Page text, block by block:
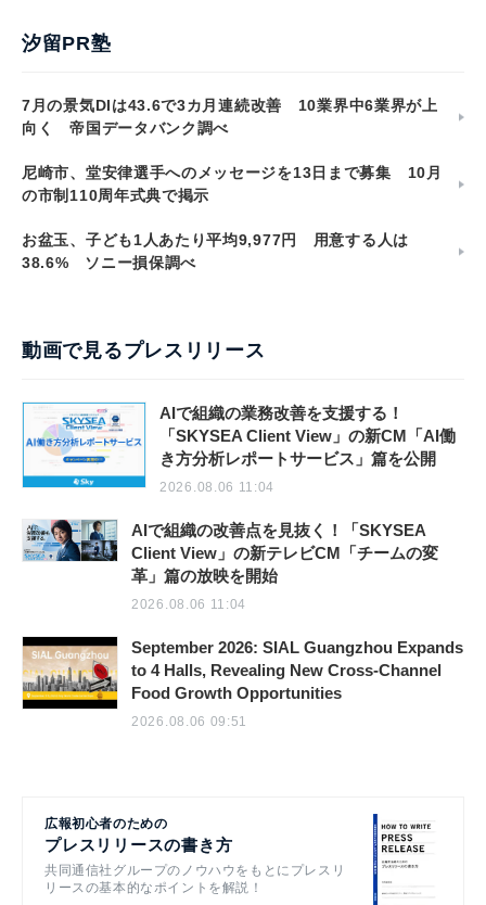
汐留PR塾
7月の景気DIは43.6で3カ月連続改善 10業界中6業界が上
向く 帝国データバンク調べ
尼崎市、堂安律選手へのメッセージを13日まで募集 10月
の市制110周年式典で掲示
お盆玉、子ども1人あたり平均9,977円 用意する人は
38.6% ソニー損保調べ
動画で見るプレスリリース
AIで組織の業務改善を支援する！
「SKYSEA Client View」の新CM「AI働
き方分析レポートサービス」篇を公開
2026.08.06 11:04
AIで組織の改善点を見抜く！「SKYSEA
Client View」の新テレビCM「チームの変
革」篇の放映を開始
2026.08.06 11:04
September 2026: SIAL Guangzhou Expands
to 4 Halls, Revealing New Cross-Channel
Food Growth Opportunities
2026.08.06 09:51
広報初心者のための
プレスリリースの書き方
共同通信社グループのノウハウをもとにプレスリ
リースの基本的なポイントを解説！